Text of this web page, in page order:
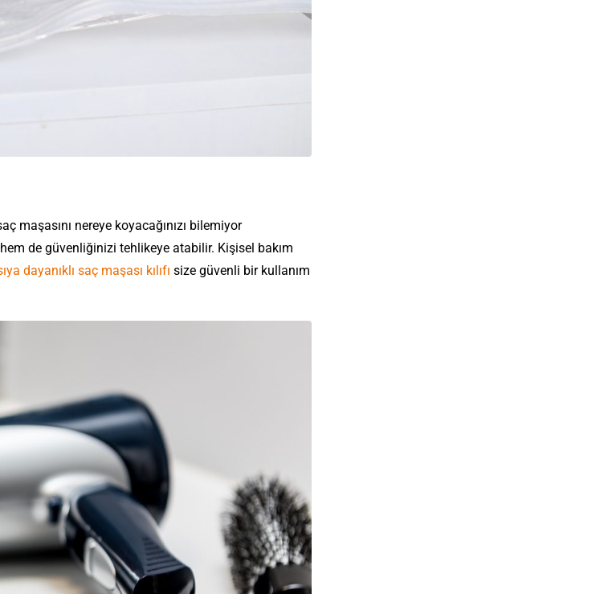
maşasını nereye koyacağınızı bilemiyor
de güvenliğinizi tehlikeye atabilir. Kişisel bakım
dayanıklı saç maşası kılıfı size güvenli bir kullanım